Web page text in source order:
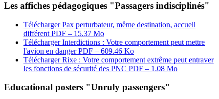
Les affiches pédagogiques "Passagers indisciplinés"
Télécharger Pax perturbateur, même destination, accueil
différent PDF – 15.37 Mo
Télécharger Interdictions : Votre comportement peut mettre
l'avion en dangerPDF – 609.46 Ko
Télécharger Rixe : Votre comportement extrême peut entraver
les fonctions de sécurité des PNC PDF – 1.08 Mo
Educational posters "Unruly passengers"